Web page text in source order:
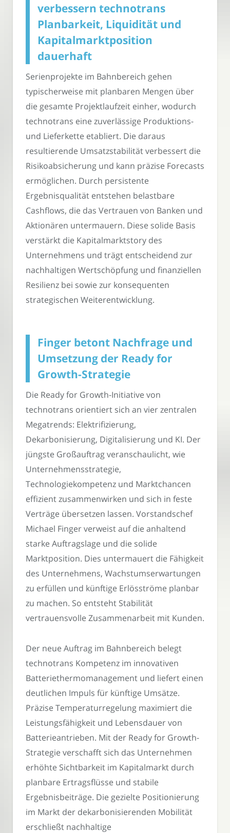
verbessern technotrans
Planbarkeit, Liquidität und
Kapitalmarktposition
dauerhaft
Serienprojekte im Bahnbereich gehen
typischerweise mit planbaren Mengen über
die gesamte Projektlaufzeit einher, wodurch
technotrans eine zuverlässige Produktions-
und Lieferkette etabliert. Die daraus
resultierende Umsatzstabilität verbessert die
Risikoabsicherung und kann präzise Forecasts
ermöglichen. Durch persistente
Ergebnisqualität entstehen belastbare
Cashflows, die das Vertrauen von Banken und
Aktionären untermauern. Diese solide Basis
verstärkt die Kapitalmarktstory des
Unternehmens und trägt entscheidend zur
nachhaltigen Wertschöpfung und finanziellen
Resilienz bei sowie zur konsequenten
strategischen Weiterentwicklung.
Finger betont Nachfrage und
Umsetzung der Ready for
Growth-Strategie
Die Ready for Growth-Initiative von
technotrans orientiert sich an vier zentralen
Megatrends: Elektrifizierung,
Dekarbonisierung, Digitalisierung und KI. Der
jüngste Großauftrag veranschaulicht, wie
Unternehmensstrategie,
Technologiekompetenz und Marktchancen
effizient zusammenwirken und sich in feste
Verträge übersetzen lassen. Vorstandschef
Michael Finger verweist auf die anhaltend
starke Auftragslage und die solide
Marktposition. Dies untermauert die Fähigkeit
des Unternehmens, Wachstumserwartungen
zu erfüllen und künftige Erlösströme planbar
zu machen. So entsteht Stabilität
vertrauensvolle Zusammenarbeit mit Kunden.
Der neue Auftrag im Bahnbereich belegt
technotrans Kompetenz im innovativen
Batteriethermomanagement und liefert einen
deutlichen Impuls für künftige Umsätze.
Präzise Temperaturregelung maximiert die
Leistungsfähigkeit und Lebensdauer von
Batterieantrieben. Mit der Ready for Growth-
Strategie verschafft sich das Unternehmen
erhöhte Sichtbarkeit im Kapitalmarkt durch
planbare Ertragsflüsse und stabile
Ergebnisbeiträge. Die gezielte Positionierung
im Markt der dekarbonisierenden Mobilität
erschließt nachhaltige